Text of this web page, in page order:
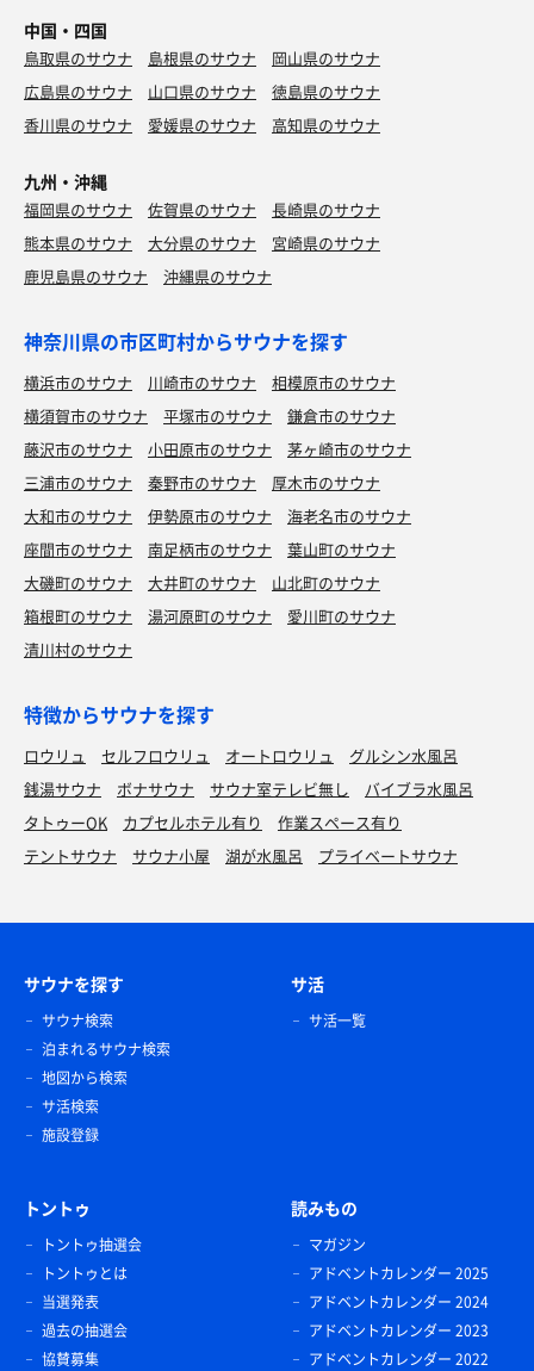
くりこ クリーム
中国・四国
鳥取県のサウナ 島根県のサウナ
岡山県のサウナ
広島県のサウナ
山口県のサウナ
徳島県のサウナ
香川県のサウナ
愛媛県のサウナ 高知県のサウナ
九州・沖縄
福岡県のサウナ 佐賀県のサウナ
長崎県のサウナ
熊本県のサウナ
大分県のサウナ
宮崎県のサウナ
鹿児島県のサウナ
沖縄県のサウナ
神奈川県の市区町村からサウナを探す
横浜市のサウナ 川崎市のサウナ
相模原市のサウナ
横須賀市のサウナ
平塚市のサウナ
鎌倉市のサウナ
藤沢市のサウナ
小田原市のサウナ
茅ヶ崎市のサウナ
三浦市のサウナ
秦野市のサウナ
厚木市のサウナ
大和市のサウナ
伊勢原市のサウナ
海老名市のサウナ
座間市のサウナ
南足柄市のサウナ
葉山町のサウナ
大磯町のサウナ
大井町のサウナ
山北町のサウナ
箱根町のサウナ
湯河原町のサウナ
愛川町のサウナ
清川村のサウナ
特徴からサウナを探す
ロウリュ セルフロウリュ オートロウリュ
グルシン水風呂
銭湯サウナ
ボナサウナ サウナ室テレビ無し
バイブラ水風呂
タトゥーOK
カプセルホテル有り
作業スペース有り
テントサウナ
サウナ小屋 湖が水風呂 プライベートサウナ
サウナを探す
サウナ検索
泊まれるサウナ検索
地図から検索
サ活検索
施設登録
サ活
サ活一覧
トントゥ
トントゥ抽選会
トントゥとは
当選発表
過去の抽選会
協賛募集
読みもの
マガジン
アドベントカレンダー 2025
アドベントカレンダー 2024
アドベントカレンダー 2023
アドベントカレンダー 2022